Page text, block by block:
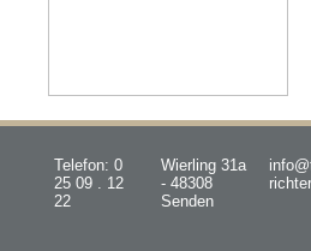
Telefon: 0
25 09 . 12
22
Wierling 31a
- 48308
Senden